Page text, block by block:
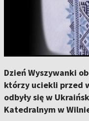
Dzień Wyszywanki
którzy uciekli przed
odbyły się w
Katedralnym w